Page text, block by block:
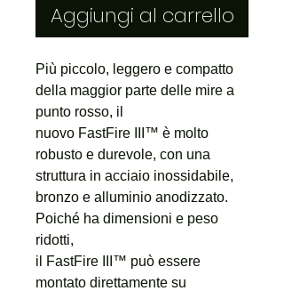
Aggiungi al carrello
Più piccolo, leggero e compatto
della maggior parte delle mire a
punto rosso, il
nuovo FastFire III™ è molto
robusto e durevole, con una
struttura in acciaio inossidabile,
bronzo e alluminio anodizzato.
Poiché ha dimensioni e peso
ridotti,
il FastFire III™ può essere
montato direttamente su